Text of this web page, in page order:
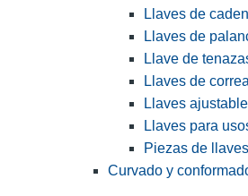
Llaves de
Llaves de
Llave de
Llaves de correa
Llaves
Llaves para
Piezas de llaves
Curvado y